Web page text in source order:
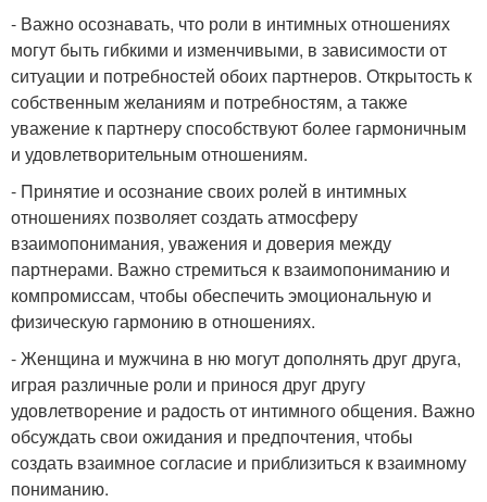
- Важно осознавать, что роли в интимных отношениях
могут быть гибкими и изменчивыми, в зависимости от
ситуации и потребностей обоих партнеров. Открытость к
собственным желаниям и потребностям, а также
уважение к партнеру способствуют более гармоничным
и удовлетворительным отношениям.
- Принятие и осознание своих ролей в интимных
отношениях позволяет создать атмосферу
взаимопонимания, уважения и доверия между
партнерами. Важно стремиться к взаимопониманию и
компромиссам, чтобы обеспечить эмоциональную и
физическую гармонию в отношениях.
- Женщина и мужчина в ню могут дополнять друг друга,
играя различные роли и принося друг другу
удовлетворение и радость от интимного общения. Важно
обсуждать свои ожидания и предпочтения, чтобы
создать взаимное согласие и приблизиться к взаимному
пониманию.